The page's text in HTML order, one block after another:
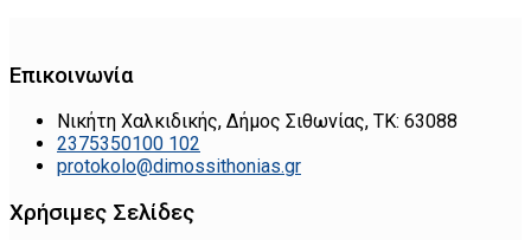
Επικοινωνία
Νικήτη Χαλκιδικής, Δήμος Σιθωνίας, ΤΚ: 63088
2375350100 102
protokolo@dimossithonias.gr
Χρήσιμες Σελίδες